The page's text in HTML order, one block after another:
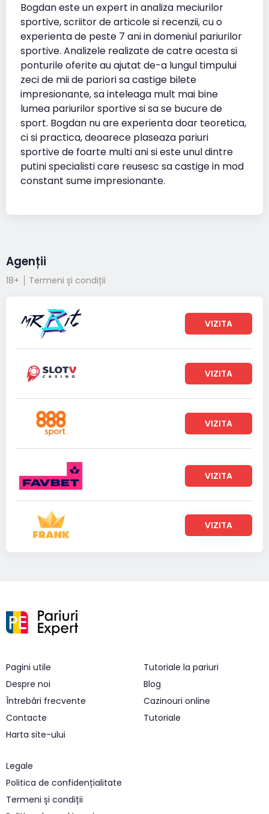
Bogdan este un expert in analiza meciurilor
sportive, scriitor de articole si recenzii, cu o
experienta de peste 7 ani in domeniul pariurilor
sportive. Analizele realizate de catre acesta si
ponturile oferite au ajutat de-a lungul timpului
zeci de mii de pariori sa castige bilete
impresionante, sa inteleaga mult mai bine
lumea pariurilor sportive si sa se bucure de
sport. Bogdan nu are experienta doar teoretica,
ci si practica, deoarece plaseaza pariuri
sportive de foarte multi ani si este unul dintre
putini specialisti care reusesc sa castige in mod
constant sume impresionante.
Agenții
18+ Termeni și condiții
VIZITA
VIZITA
VIZITA
VIZITA
VIZITA
Pagini utile
Despre noi
Întrebări frecvente
Contacte
Harta site-ului
Tutoriale la pariuri
Blog
Cazinouri online
Tutoriale
Legale
Politica de confidențialitate
Termeni și condiții